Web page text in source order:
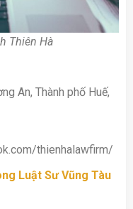
Thiên Hà
An, Thành phố Huế,
thienhalawfirm/
Luật Sư Vũng Tàu